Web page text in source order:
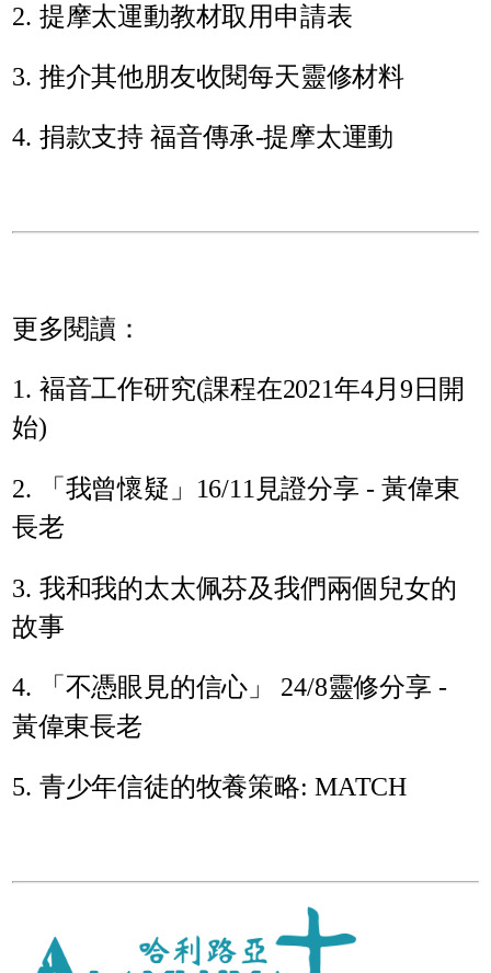
2. 提摩太運動教材取用申請表
3. 推介其他朋友收閱每天靈修材料
4. 捐款支持 福音傳承-提摩太運動
更多閱讀：
1. 褔音工作研究(課程在2021年4月9日開
始)
2. 「我曾懷疑」16/11見證分享 - 黃偉東
長老
3. 我和我的太太佩芬及我們兩個兒女的
故事
4. 「不憑眼見的信心」 24/8靈修分享 -
黃偉東長老
5. 青少年信徒的牧養策略: MATCH